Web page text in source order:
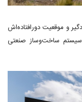
و موقعیت دورافتاده‌اش
ساخت‌وساز صنعتی